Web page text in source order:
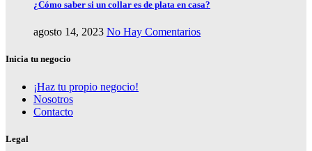
¿Cómo saber si un collar es de plata en casa?
agosto 14, 2023 No Hay Comentarios
Inicia tu negocio
¡Haz tu propio negocio!
Nosotros
Contacto
Legal